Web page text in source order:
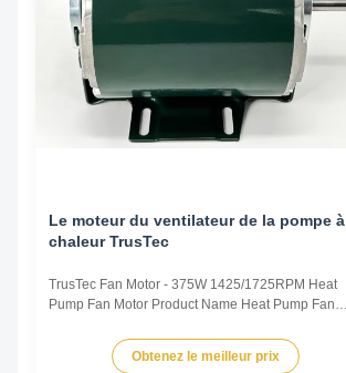
Le moteur du ventilateur de la pompe à
chaleur TrusTec
TrusTec Fan Motor - 375W 1425/1725RPM Heat
Pump Fan Motor Product Name Heat Pump Fan
Power 375W Pole 4P AMPS 8.1/6.5 Speed
1425/1725RPM Insulation Class CL.B Capacitor /
Obtenez le meilleur prix